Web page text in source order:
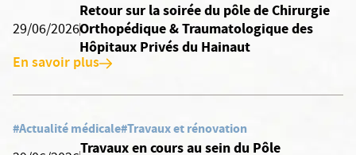
29/06/2026
Retour sur la soirée du pôle de Chirurgie
Orthopédique & Traumatologique des
Hôpitaux Privés du Hainaut
En savoir plus
#Actualité médicale#Travaux et rénovation
Travaux en cours au sein du Pôle